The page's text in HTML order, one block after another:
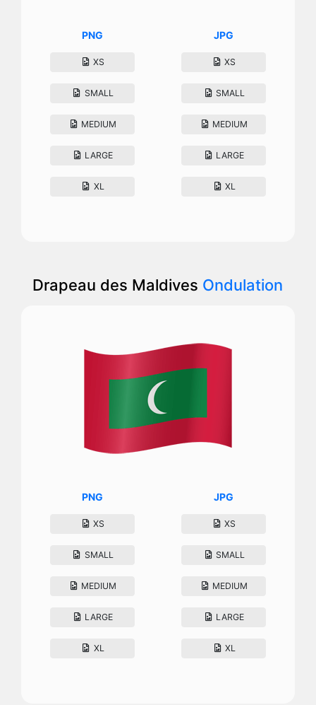
PNG
XS
SMALL
MEDIUM
LARGE
XL
JPG
XS
SMALL
MEDIUM
LARGE
XL
Drapeau des Maldives Ondulation
PNG
XS
SMALL
MEDIUM
LARGE
XL
JPG
XS
SMALL
MEDIUM
LARGE
XL